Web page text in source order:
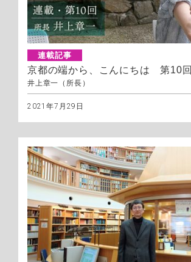
連載記事
京都の端から、こんにちは 第10回
井上章一（所長）
2021年7月29日